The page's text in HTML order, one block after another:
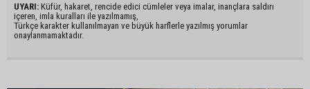
UYARI: Küfür, hakaret, rencide edici cümleler veya imalar, inançlara saldırı
içeren, imla kuralları ile yazılmamış,
Türkçe karakter kullanılmayan ve büyük harflerle yazılmış yorumlar
onaylanmamaktadır.